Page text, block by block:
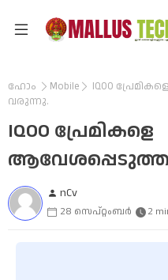
ഹോം Mobile
IQOO
വരുന്നു.
IQOO പ്രേമികളെ
nCv
28 സെപ്റ്റംബർ 2